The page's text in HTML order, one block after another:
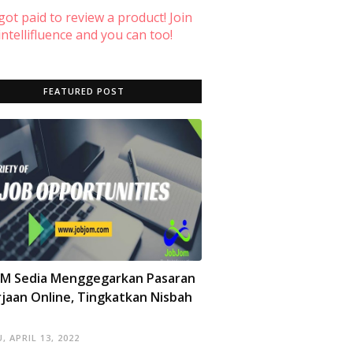
paid to review a product! Join
and you can too!
FEATURED POST
Sedia Menggegarkan Pasaran
Online, Tingkatkan Nisbah
APRIL 13, 2022